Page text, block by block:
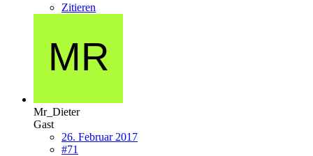
Zitieren
Mr_Dieter
Gast
26. Februar 2017
#71